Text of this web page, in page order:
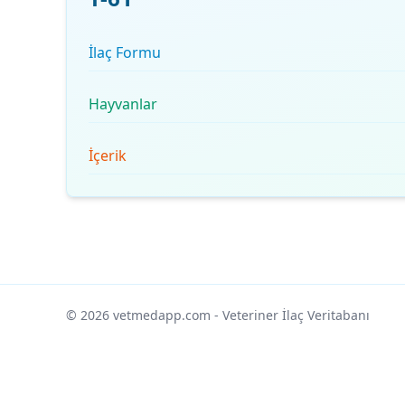
İlaç Formu
Hayvanlar
İçerik
© 2026 vetmedapp.com - Veteriner İlaç Veritabanı